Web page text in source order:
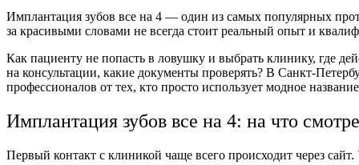
Имплантация зубов все на 4 — один из самых популярных
за красивыми словами не всегда стоит реальный опыт и
Как пациенту не попасть в ловушку и выбрать клинику, где
на консультации, какие документы проверять? В
профессионалов от тех, кто просто использует модное
Имплантация зубов все на 4: на что
Первый контакт с клиникой чаще всего происходит через